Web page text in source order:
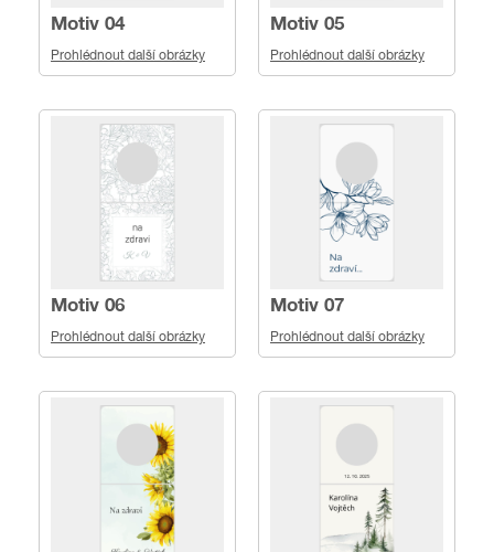
Motiv 04
Prohlédnout další obrázky
Motiv 05
Prohlédnout další obrázky
Motiv 06
Prohlédnout další obrázky
Motiv 07
Prohlédnout další obrázky